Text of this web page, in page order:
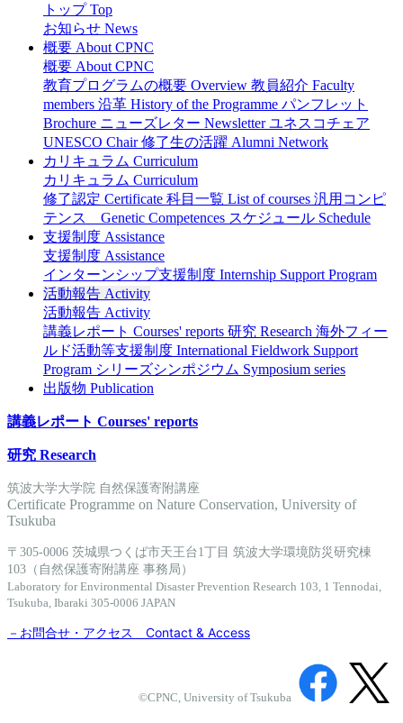
トップ Top
お知らせ News
概要 About CPNC
概要 About CPNC
教育プログラムの概要 Overview 教員紹介 Faculty
members 沿革 History of the Programme パンフレット
Brochure ニューズレター Newsletterユネスコチェア
UNESCO Chair修了生の活躍 Alumni Network
カリキュラム Curriculum
カリキュラム Curriculum
修了認定 Certificate 科目一覧 List of courses 汎用コンピ
テンス Genetic Competences スケジュール Schedule
支援制度 Assistance
支援制度 Assistance
インターンシップ支援制度 Internship Support Program
活動報告 Activity
活動報告 Activity
講義レポート Courses' reports 研究 Research 海外フィー
ルド活動等支援制度 International Fieldwork Support
Program シリーズシンポジウム Symposium series
出版物 Publication
講義レポート Courses' reports
研究 Research
筑波大学大学院 自然保護寄附講座
Certificate Programme on Nature Conservation, University of
Tsukuba
〒305-0006 茨城県つくば市天王台1丁目 筑波大学環境防災研究棟
103（自然保護寄附講座 事務局）
Laboratory for Environmental Disaster Prevention Research 103, 1 Tennodai,
Tsukuba, Ibaraki 305-0006 JAPAN
－お問合せ・アクセス Contact & Access
©CPNC, University of Tsukuba